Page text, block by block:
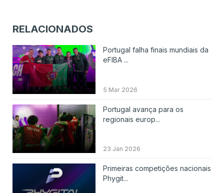
RELACIONADOS
Portugal falha finais mundiais da
eFIBA ...
5 Mar 2026
Portugal avança para os
regionais europ...
23 Jan 2026
Primeiras competições nacionais
Phygit...